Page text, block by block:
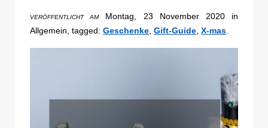
VERÖFFENTLICHT AMMontag, 23 November 2020 in
Allgemein, tagged: Geschenke, Gift-Guide, X-mas.